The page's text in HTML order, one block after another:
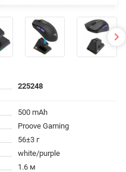
225248
500 mAh
Proove Gaming
56±3 г
white/purple
1.6 м